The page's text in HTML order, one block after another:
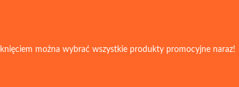
można wybrać wszystkie produkty promocyjne naraz!